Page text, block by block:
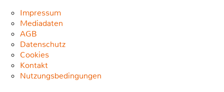
Impressum
Mediadaten
AGB
Datenschutz
Cookies
Kontakt
Nutzungsbedingungen